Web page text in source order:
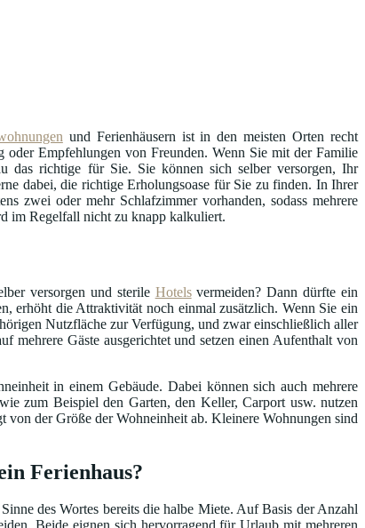
und Ferienhäusern ist in den meisten Orten recht
Empfehlungen von Freunden. Wenn Sie mit der Familie
das richtige für Sie. Sie können sich selber versorgen, Ihr
dabei, die richtige Erholungsoase für Sie zu finden. In Ihrer
zwei oder mehr Schlafzimmer vorhanden, sodass mehrere
im Regelfall nicht zu knapp kalkuliert.
versorgen und sterile Hotelsvermeiden? Dann dürfte ein
erhöht die Attraktivität noch einmal zusätzlich. Wenn Sie ein
Nutzfläche zur Verfügung, und zwar einschließlich aller
mehrere Gäste ausgerichtet und setzen einen Aufenthalt von
in einem Gebäude. Dabei können sich auch mehrere
zum Beispiel den Garten, den Keller, Carport usw. nutzen
der Größe der Wohneinheit ab. Kleinere Wohnungen sind
Ferienhaus?
des Wortes bereits die halbe Miete. Auf Basis der Anzahl